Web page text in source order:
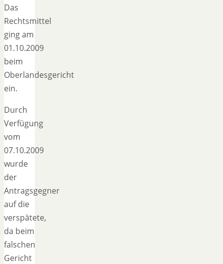
Das
Rechtsmittel
ging am
01.10.2009
beim
Oberlandesgericht
ein.
Durch
Verfügung
vom
07.10.2009
wurde
der
Antragsgegner
auf die
verspätete,
da beim
falschen
Gericht